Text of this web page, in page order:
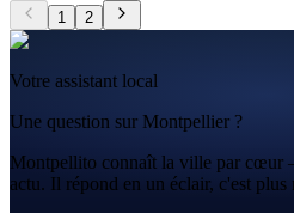
1 2
Votre assistant local
Une question sur Montpellier ?
Montpellito connaît la ville par cœur
actu. Il répond en un éclair, c'est plus